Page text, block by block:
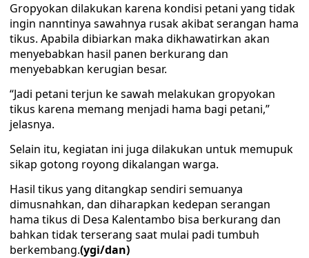
Gropyokan dilakukan karena kondisi petani yang tidak
ingin nanntinya sawahnya rusak akibat serangan hama
tikus. Apabila dibiarkan maka dikhawatirkan akan
menyebabkan hasil panen berkurang dan
menyebabkan kerugian besar.
“Jadi petani terjun ke sawah melakukan gropyokan
tikus karena memang menjadi hama bagi petani,”
jelasnya.
Selain itu, kegiatan ini juga dilakukan untuk memupuk
sikap gotong royong dikalangan warga.
Hasil tikus yang ditangkap sendiri semuanya
dimusnahkan, dan diharapkan kedepan serangan
hama tikus di Desa Kalentambo bisa berkurang dan
bahkan tidak terserang saat mulai padi tumbuh
berkembang.(ygi/dan)